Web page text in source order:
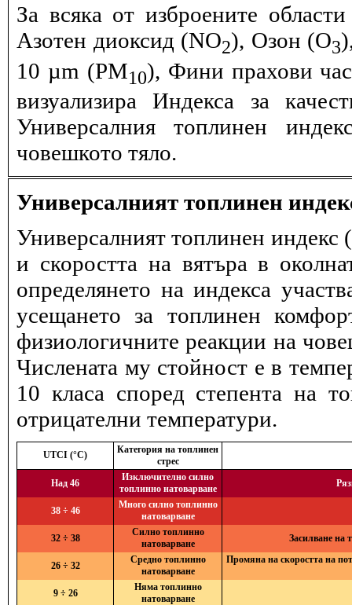
За всяка от изброените
Азотен диоксид (NO2), Озон (O3
10 µm (PM10), Фини прахови
визуализира Индекса за
Универсалния топлинен
човешкото тяло.
Универсалният топлинен
Универсалният топлинен индекс
и скоростта на вятъра в
определянето на индекса
усещането за топлинен
физиологичните реакции на
Числената му стойност е в
10 класа според степента на
отрицателни температури.
UTCI (°C)
Категория на топлинен
стрес
Над 46
Изключително силно
топлинно натоварване
38 ÷ 46
Много силно топлинно
натоварване
32 ÷ 38
Силно топлинно
натоварване
Засилване на
26 ÷ 32
Средно топлинно
натоварване
Промяна на скоростта на
9 ÷ 26
Няма топлинно
натоварване